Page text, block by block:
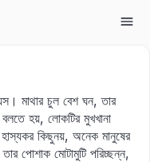
মাথার চুল বেশ ঘন, তার
হয়, লোকটির মুখখানা
কিছুনয়, অনেক মানুষের
পোশাক মোটামুটি পরিচ্ছন্ন,
Sign up